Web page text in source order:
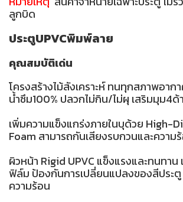
ลูกบิด
ประตูUPVCพิมพ์ลาย
คุณสมบัติเด่น
โครงสร้างไม้สังเคราะห์ ทนทุกสภาพอาก
น้ำซึม100% ปลวกไม่กิน/ไม่ผุ เสริมมุม4ด้
เพิ่มความแข็งแกร่งภายในบุด้วย High-
Foam สามารถกันเสียงรบกวนและความ
ผิวหน้า Rigid UPVC แข็งแรงและทนทาน
ฟิล์ม ป้องกันการเปลี่ยนแปลงของสีประตู
ความร้อน